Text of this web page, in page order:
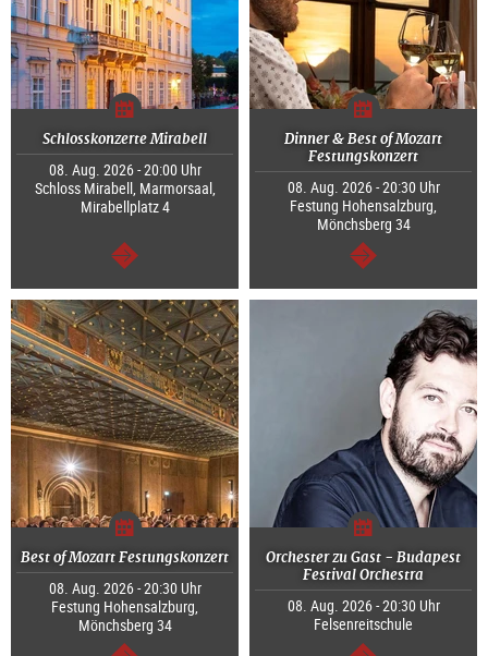
Schlosskonzerte Mirabell
08. Aug. 2026 - 20:00 Uhr
Schloss Mirabell, Marmorsaal,
Mirabellplatz 4
weiter
Dinner & Best of Mozart
Festungskonzert
08. Aug. 2026 - 20:30 Uhr
Festung Hohensalzburg,
Mönchsberg 34
weiter
Best of Mozart Festungskonzert
08. Aug. 2026 - 20:30 Uhr
Festung Hohensalzburg,
Mönchsberg 34
Orchester zu Gast - Budapest
Festival Orchestra
08. Aug. 2026 - 20:30 Uhr
Felsenreitschule